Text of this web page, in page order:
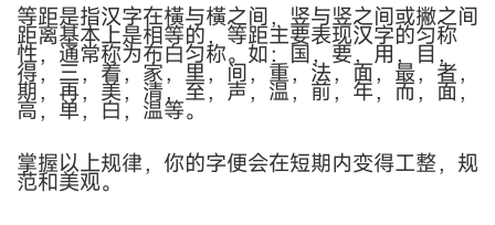
等距是指汉字在橫与橫之间，竖与竖之间或撇之间
距离基本上是相等的，等距主要表现汉字的匀称
性，通常称为布白匀称。如：国，要，用，目，
得，三，着，家，里，间，重，法，面，最，者，
期，再，美，清，至，声，温，前，年，而，面，
高，单，白，温等。
掌握以上规律，你的字便会在短期内变得工整，规
范和美观。